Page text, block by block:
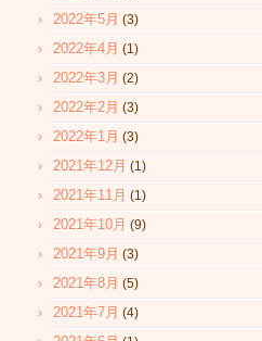
2022年5月 (3)
2022年4月 (1)
2022年3月 (2)
2022年2月 (3)
2022年1月 (3)
2021年12月 (1)
2021年11月 (1)
2021年10月 (9)
2021年9月 (3)
2021年8月 (5)
2021年7月 (4)